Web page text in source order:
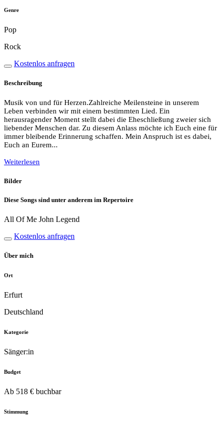
Genre
Pop
Rock
Kostenlos anfragen
Beschreibung
Musik von und für Herzen.Zahlreiche Meilensteine in unserem
Leben verbinden wir mit einem bestimmten Lied. Ein
herausragender Moment stellt dabei die Eheschließung zweier sich
liebender Menschen dar. Zu diesem Anlass möchte ich Euch eine für
immer bleibende Erinnerung schaffen. Mein Anspruch ist es dabei,
Euch an Eurem...
Weiterlesen
Bilder
Diese Songs sind unter anderem im Repertoire
All Of Me John Legend
Kostenlos anfragen
Über mich
Ort
Erfurt
Deutschland
Kategorie
Sänger:in
Budget
Ab 518 € buchbar
Stimmung